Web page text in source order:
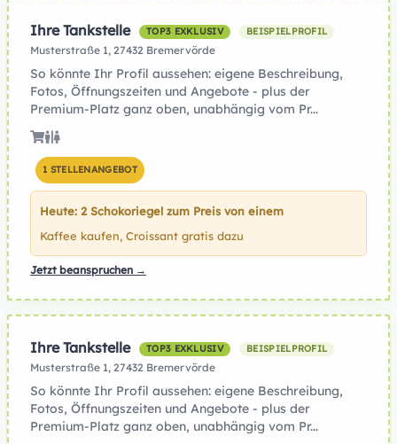
Ihre Tankstelle TOP3 EXKLUSIV BEISPIELPROFIL
Musterstraße 1, 27432 Bremervörde
So könnte Ihr Profil aussehen: eigene Beschreibung,
Fotos, Öffnungszeiten und Angebote - plus der
Premium-Platz ganz oben, unabhängig vom Pr...
1 STELLENANGEBOT
Heute: 2 Schokoriegel zum Preis von einem
Kaffee kaufen, Croissant gratis dazu
Jetzt beanspruchen →
Ihre Tankstelle TOP3 EXKLUSIV BEISPIELPROFIL
Musterstraße 1, 27432 Bremervörde
So könnte Ihr Profil aussehen: eigene Beschreibung,
Fotos, Öffnungszeiten und Angebote - plus der
Premium-Platz ganz oben, unabhängig vom Pr...